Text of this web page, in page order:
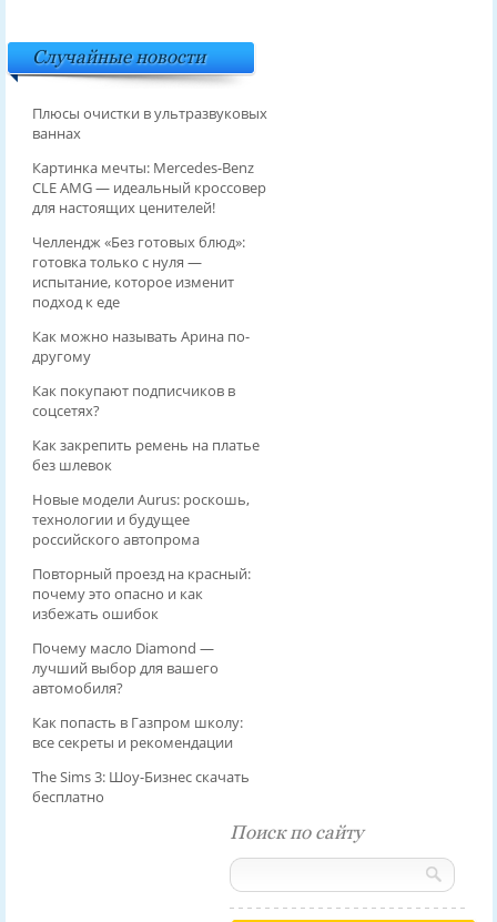
Случайные новости
Плюсы очистки в ультразвуковых
ваннах
Картинка мечты: Mercedes-Benz
CLE AMG — идеальный кроссовер
для настоящих ценителей!
Челлендж «Без готовых блюд»:
готовка только с нуля —
испытание, которое изменит
подход к еде
Как можно называть Арина по-
другому
Как покупают подписчиков в
соцсетях?
Как закрепить ремень на платье
без шлевок
Новые модели Aurus: роскошь,
технологии и будущее
российского автопрома
Повторный проезд на красный:
почему это опасно и как
избежать ошибок
Почему масло Diamond —
лучший выбор для вашего
автомобиля?
Как попасть в Газпром школу:
все секреты и рекомендации
The Sims 3: Шоу-Бизнес скачать
бесплатно
Поиск по сайту